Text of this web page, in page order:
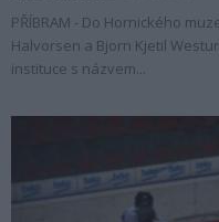
PŘÍBRAM - Do Hornického
Halvorsen a Bjorn Kjetil
instituce s názvem...